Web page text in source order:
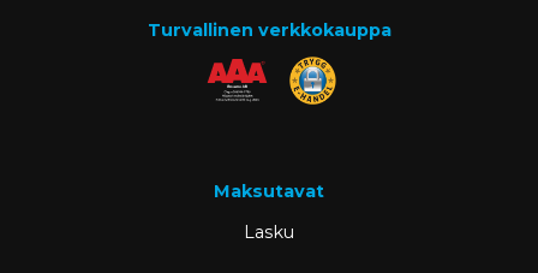
Turvallinen verkkokauppa
Maksutavat
Lasku